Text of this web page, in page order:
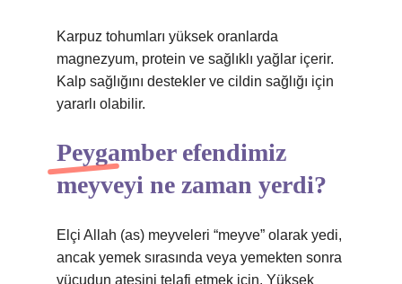
Karpuz tohumları yüksek oranlarda
magnezyum, protein ve sağlıklı yağlar içerir.
Kalp sağlığını destekler ve cildin sağlığı için
yararlı olabilir.
Peygamber efendimiz
meyveyi ne zaman yerdi?
Elçi Allah (as) meyveleri “meyve” olarak yedi,
ancak yemek sırasında veya yemekten sonra
vücudun ateşini telafi etmek için. Yüksek